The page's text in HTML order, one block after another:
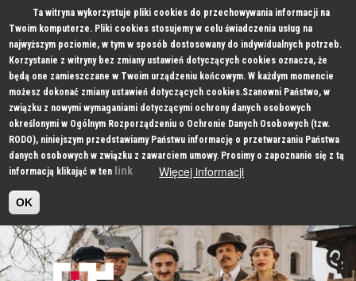
Ta witryna wykorzystuje pliki cookies do przechowywania informacji na
Twoim komputerze. Pliki cookies stosujemy w celu świadczenia usług na
najwyższym poziomie, w tym w sposób dostosowany do indywidualnych potrzeb.
Korzystanie z witryny bez zmiany ustawień dotyczących cookies oznacza, że
będą one zamieszczane w Twoim urządzeniu końcowym. W każdym momencie
możesz dokonać zmiany ustawień dotyczących cookies.Szanowni Państwo, w
związku z nowymi wymaganiami dotyczącymi ochrony danych osobowych
określonymi w Ogólnym Rozporządzeniu o Ochronie Danych Osobowych (tzw.
RODO), niniejszym przedstawiamy Państwu informację o przetwarzaniu Państwa
danych osobowych w związku z zawarciem umowy. Prosimy o zapoznanie się z tą
informacją klikająć w ten link Więcej informacji
OK